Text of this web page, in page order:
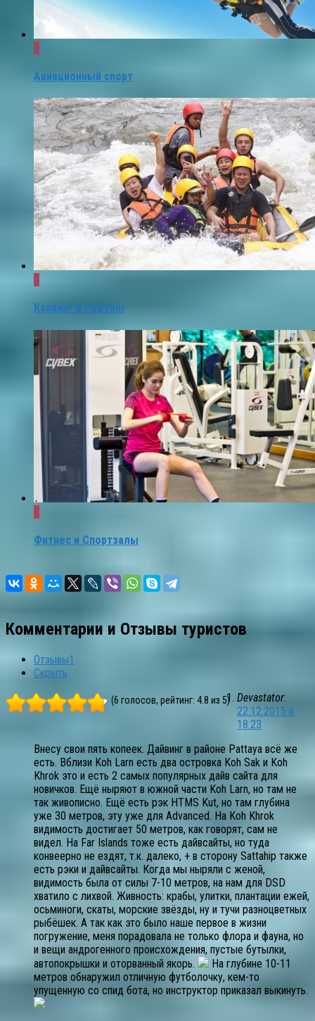
0
Авиационный спорт
0
Каякинг и Рафтинг
1
Фитнес и Спортзалы
Комментарии и Отзывы туристов
Отзывы1
Скрыть
(6 голосов, рейтинг: 4.8 из 5) Devastator:
22.12.2015 в
18:23
Внесу свои пять копеек. Дайвинг в районе Pattaya всё же
есть. Вблизи Koh Larn есть два островка Koh Sak и Koh
Khrok это и есть 2 самых популярных дайв сайта для
новичков. Ещё ныряют в южной части Koh Larn, но там не
так живописно. Ещё есть рэк HTMS Kut, но там глубина
уже 30 метров, эту уже для Advanced. На Koh Khrok
видимость достигает 50 метров, как говорят, сам не
видел. На Far Islands тоже есть дайвсайты, но туда
конвеерно не ездят, т.к. далеко, + в сторону Sattahip также
есть рэки и дайвсайты. Когда мы ныряли с женой,
видимость была от силы 7-10 метров, на нам для DSD
хватило с лихвой. Живность: крабы, улитки, плантации ежей,
осьминоги, скаты, морские звёзды, ну и тучи разноцветных
рыбёшек. А так как это было наше первое в жизни
погружение, меня порадовала не только флора и фауна, но
и вещи андрогенного происхождения, пустые бутылки,
автопокрышки и оторванный якорь.
На глубине 10-11
метров обнаружил отличную футболочку, кем-то
упущенную со спид бота, но инструктор приказал выкинуть.